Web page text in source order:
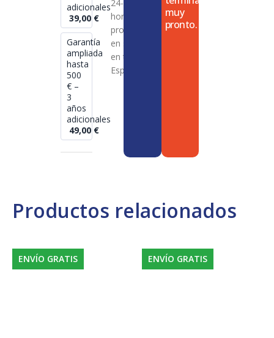
Productos relacionados
ENVÍO GRATIS ENVÍO GRATIS
adicionales
39,00 €
Garantía
ampliada
hasta
500
€ –
3
años
adicionales
49,00 €
24-72
horas en
productos
en stock
en toda
España
muy
pronto.